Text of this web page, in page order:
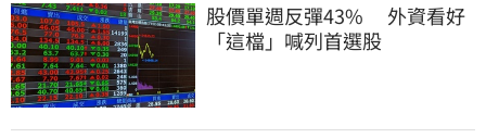
股價單週反彈43% 外資看好
「這檔」喊列首選股